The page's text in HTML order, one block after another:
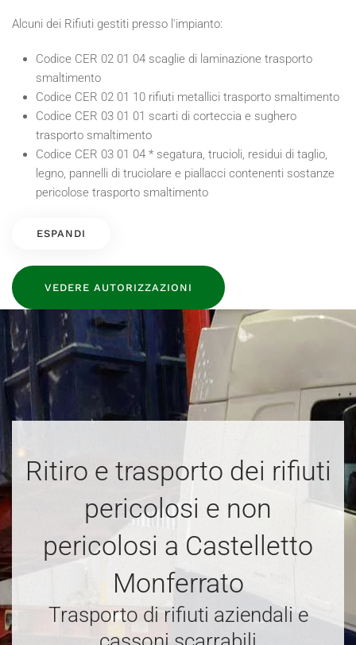
Alcuni dei Rifiuti gestiti presso l'impianto:
Codice CER 02 01 04 scaglie di laminazione trasporto
smaltimento
Codice CER 02 01 10 rifiuti metallici trasporto smaltimento
Codice CER 03 01 01 scarti di corteccia e sughero
trasporto smaltimento
Codice CER 03 01 04 * segatura, trucioli, residui di taglio,
legno, pannelli di truciolare e piallacci contenenti sostanze
pericolose trasporto smaltimento
ESPANDI
VEDERE AUTORIZZAZIONI
Ritiro e trasporto dei rifiuti
pericolosi e non
pericolosi a Castelletto
Monferrato
Trasporto di rifiuti aziendali e